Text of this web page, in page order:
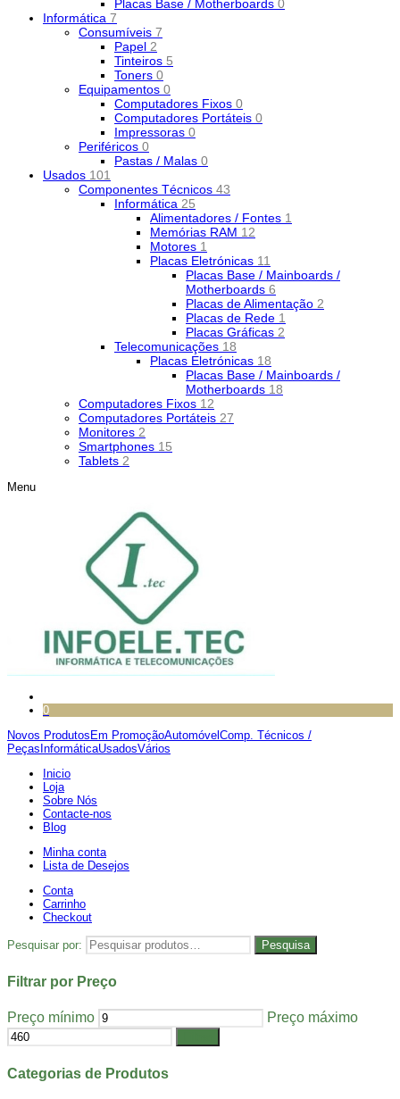
Placas Base / Motherboards 0
Informática 7
Consumíveis 7
Papel 2
Tinteiros 5
Toners 0
Equipamentos 0
Computadores Fixos 0
Computadores Portáteis 0
Impressoras 0
Periféricos 0
Pastas / Malas 0
Usados 101
Componentes Técnicos 43
Informática 25
Alimentadores / Fontes 1
Memórias RAM 12
Motores 1
Placas Eletrónicas 11
Placas Base / Mainboards /
Motherboards 6
Placas de Alimentação 2
Placas de Rede 1
Placas Gráficas 2
Telecomunicações 18
Placas Eletrónicas 18
Placas Base / Mainboards /
Motherboards 18
Computadores Fixos 12
Computadores Portáteis 27
Monitores 2
Smartphones 15
Tablets 2
Menu
0
Novos Produtos Em PromoçãoAutomóvel Comp. Técnicos /
Peças InformáticaUsadosVários
Inicio
Loja
Sobre Nós
Contacte-nos
Blog
Minha conta
Lista de Desejos
Conta
Carrinho
Checkout
Pesquisar por: Pesquisa
Filtrar por Preço
Preço mínimo Preço máximo
Categorias de Produtos